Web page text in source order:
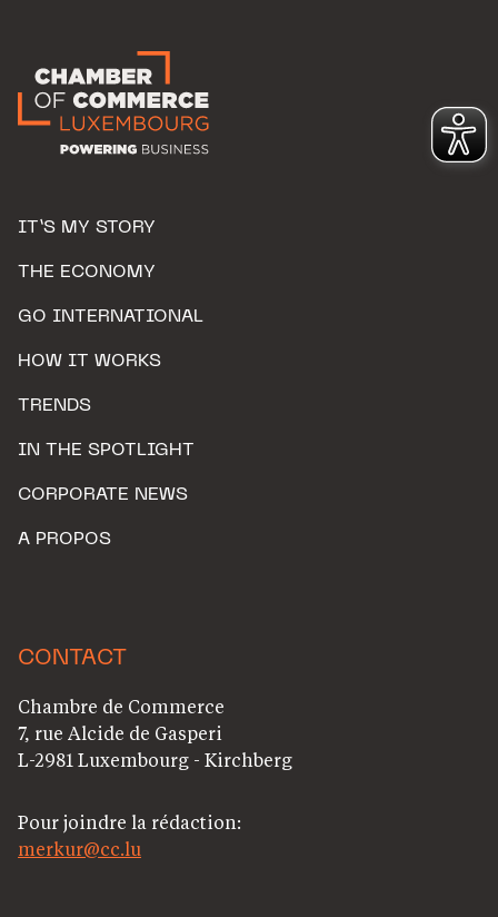
IT’S MY STORY
THE ECONOMY
GO INTERNATIONAL
HOW IT WORKS
TRENDS
IN THE SPOTLIGHT
CORPORATE NEWS
A PROPOS
CONTACT
Chambre de Commerce
7, rue Alcide de Gasperi
L-2981 Luxembourg - Kirchberg
Pour joindre la rédaction:
merkur@cc.lu